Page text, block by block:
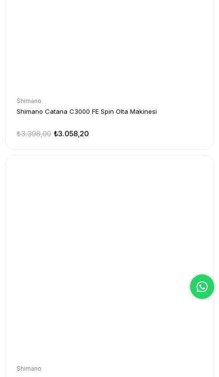
Shimano
Shimano Catana C3000 FE Spin Olta Makinesi
₺3.058,20
₺3.398,00
Shimano